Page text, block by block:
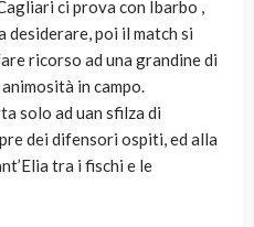
ci prova con Ibarbo ,
desiderare, poi il match si
ricorso ad una grandine di
in campo.
solo ad uan sfilza di
dei difensori ospiti, ed alla
tra i fischi e le